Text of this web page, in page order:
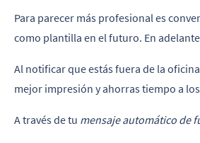
Para parecer más profesional es
como plantilla en el futuro. En
Al notificar que estás fuera de la
mejor impresión y ahorras tiempo a
A través de tu mensaje automático de